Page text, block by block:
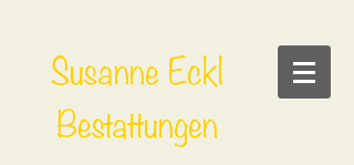
Susanne Eckl
Bestattungen